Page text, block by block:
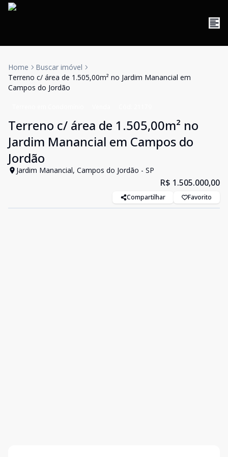
Home
Buscar imóvel
Terreno c/ área de 1.505,00m² no Jardim Manancial em
Campos do Jordão
Terreno c/ área de 1.505,00m² no
Jardim Manancial em Campos do
Jordão
Jardim Manancial, Campos do Jordão - SP
R$ 1.505.000,00
Compartilhar Favorito